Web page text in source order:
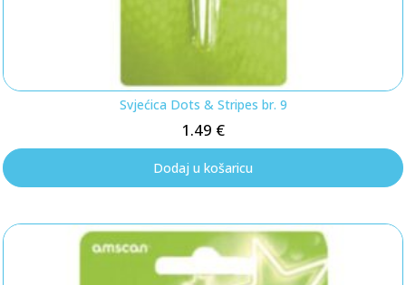
Svjećica Dots & Stripes br. 9
1.49 €
Dodaj u košaricu